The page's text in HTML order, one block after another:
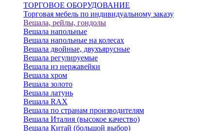
ТОРГОВОЕ ОБОРУДОВАНИЕ
Торговая мебель по индивидуальному заказу
Вешала, рейлы, гондолы
Вешала напольные
Вешала напольные на колесах
Вешала двойные, двухъярусные
Вешала регулируемые
Вешала из нержавейки
Вешала хром
Вешала золото
Вешала латунь
Вешала RAX
Вешала по странам производителям
Вешала Италия (высокое качество)
Вешала Китай (большой выбор)